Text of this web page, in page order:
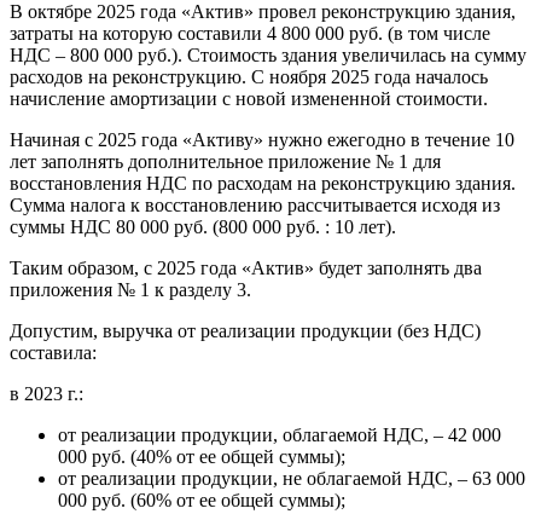
В октябре 2025 года «Актив» провел реконструкцию здания,
затраты на которую составили 4 800 000 руб. (в том числе
НДС – 800 000 руб.). Стоимость здания увеличилась на сумму
расходов на реконструкцию. С ноября 2025 года началось
начисление амортизации с новой измененной стоимости.
Начиная с 2025 года «Активу» нужно ежегодно в течение 10
лет заполнять дополнительное приложение № 1 для
восстановления НДС по расходам на реконструкцию здания.
Сумма налога к восстановлению рассчитывается исходя из
суммы НДС 80 000 руб. (800 000 руб. : 10 лет).
Таким образом, с 2025 года «Актив» будет заполнять два
приложения № 1 к разделу 3.
Допустим, выручка от реализации продукции (без НДС)
составила:
в 2023 г.:
от реализации продукции, облагаемой НДС, – 42 000
000 руб. (40% от ее общей суммы);
от реализации продукции, не облагаемой НДС, – 63 000
000 руб. (60% от ее общей суммы);